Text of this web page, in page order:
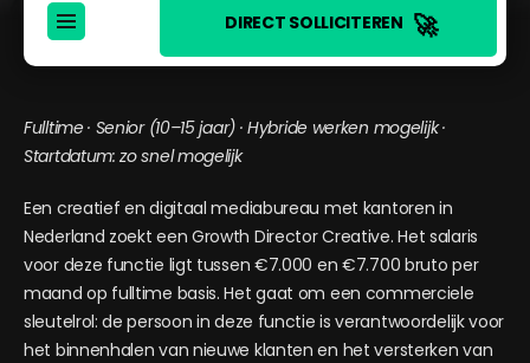
DIRECT SOLLICITEREN 🚀
Fulltime · Senior (10–15 jaar) · Hybride werken mogelijk ·
Startdatum: zo snel mogelijk
Een creatief en digitaal mediabureau met kantoren in
Nederland zoekt een Growth Director Creative. Het salaris
voor deze functie ligt tussen €7.000 en €7.700 bruto per
maand op fulltime basis. Het gaat om een commerciele
sleutelrol: de persoon in deze functie is verantwoordelijk voor
het binnenhalen van nieuwe klanten en het versterken van